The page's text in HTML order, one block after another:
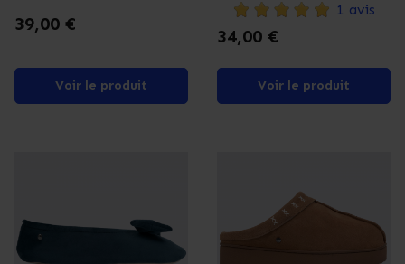
Prix
39,00 €
Voir le produit
1 avis
Prix
34,00 €
Voir le produit